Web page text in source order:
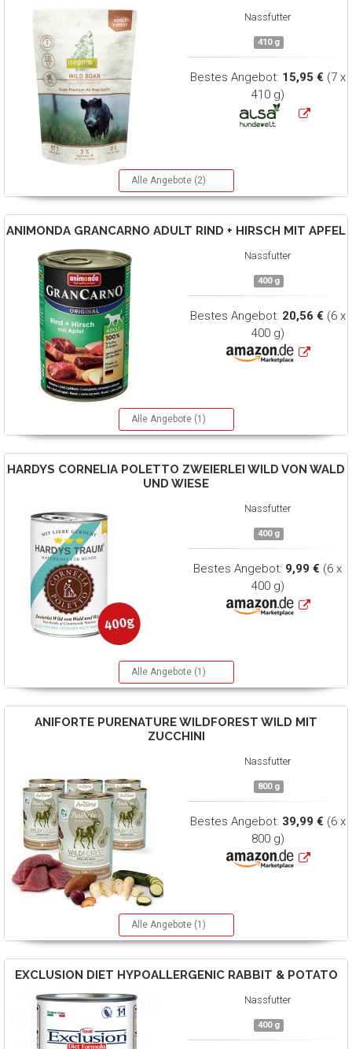
Nassfutter
410 g
Bestes Angebot: 15,95 € (7 x
410 g)
Alle Angebote (2)
ANIMONDA GRANCARNO ADULT RIND + HIRSCH MIT APFEL
Nassfutter
400 g
Bestes Angebot: 20,56 € (6 x
400 g)
Alle Angebote (1)
HARDYS CORNELIA POLETTO ZWEIERLEI WILD VON WALD
UND WIESE
Nassfutter
400 g
Bestes Angebot: 9,99 € (6 x
400 g)
Alle Angebote (1)
ANIFORTE PURENATURE WILDFOREST WILD MIT
ZUCCHINI
Nassfutter
800 g
Bestes Angebot: 39,99 € (6 x
800 g)
Alle Angebote (1)
EXCLUSION DIET HYPOALLERGENIC RABBIT & POTATO
Nassfutter
400 g